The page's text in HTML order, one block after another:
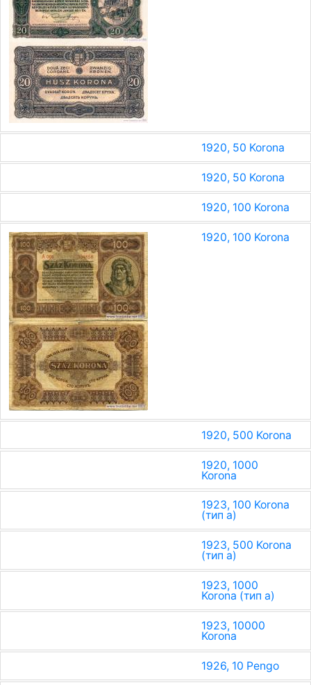
1920, 50 Korona
1920, 50 Korona
1920, 100 Korona
1920, 100 Korona
1920, 500 Korona
1920, 1000
Korona
1923, 100 Korona
(тип a)
1923, 500 Korona
(тип a)
1923, 1000
Korona (тип a)
1923, 10000
Korona
1926, 10 Pengo